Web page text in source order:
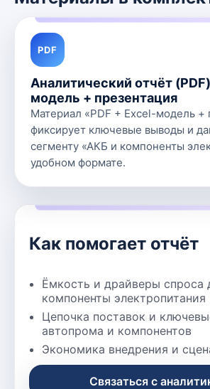
Как помогает отчёт
Ёмкость и драйверы спроса
компоненты электропитания
Цепочка поставок и
автопрома и компонентов
Экономика внедрения и
Связаться с
PDF
Аналитический отчёт
модель + презентация
Материал «PDF + Excel-модель +
фиксирует ключевые выводы и
сегменту «АКБ и компоненты
удобном формате.